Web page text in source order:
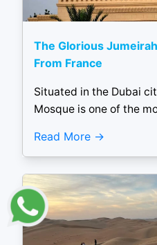
The Glorious
From France
Situated in the Dubai
Mosque is one of the
Read More